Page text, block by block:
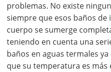
problemas. No existe
siempre que esos baños de
cuerpo se sumerge
teniendo en cuenta una
baños en aguas termales
que su temperatura es más